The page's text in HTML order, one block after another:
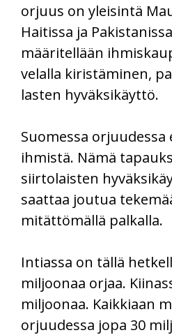
orjuus on yleisintä
Haitissa ja
määritellään
velalla kiristäminen,
lasten hyväksikäyttö.
Suomessa orjuudessa
ihmistä. Nämä
siirtolaisten
saattaa joutua
mitättömällä palkalla.
Intiassa on tällä
miljoonaa orjaa.
miljoonaa. Kaikkiaan
orjuudessa jopa 30